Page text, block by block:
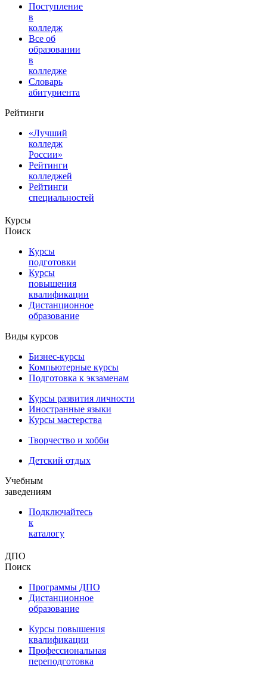
Поступление
в
колледж
Все об
образовании
в
колледже
Словарь
абитуриента
Рейтинги
«Лучший
колледж
России»
Рейтинги
колледжей
Рейтинги
специальностей
Курсы
Поиск
Курсы
подготовки
Курсы
повышения
квалификации
Дистанционное
образование
Виды курсов
Бизнес-курсы
Компьютерные курсы
Подготовка к экзаменам
Курсы развития личности
Иностранные языки
Курсы мастерства
Творчество и хобби
Детский отдых
Учебным
заведениям
Подключайтесь
к
каталогу
ДПО
Поиск
Программы ДПО
Дистанционное
образование
Курсы повышения
квалификации
Профессиональная
переподготовка